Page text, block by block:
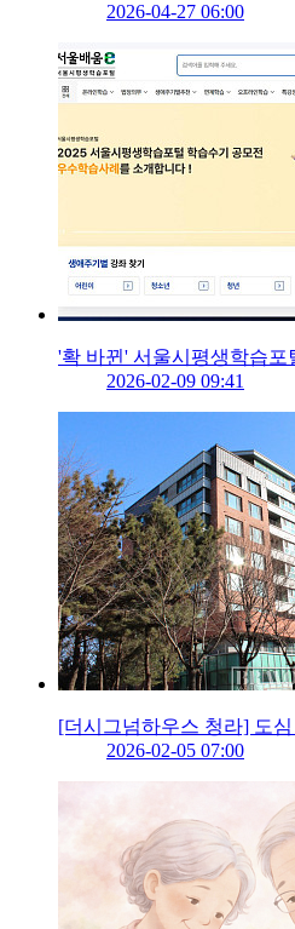
2026-04-27 06:00
'확 바뀐' 서울시평생학습
2026-02-09 09:41
[더시그넘하우스 청라] 도
2026-02-05 07:00